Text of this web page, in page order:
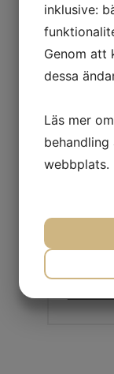
inklusive:
Genom att
dessa
Läs mer
webbplats.